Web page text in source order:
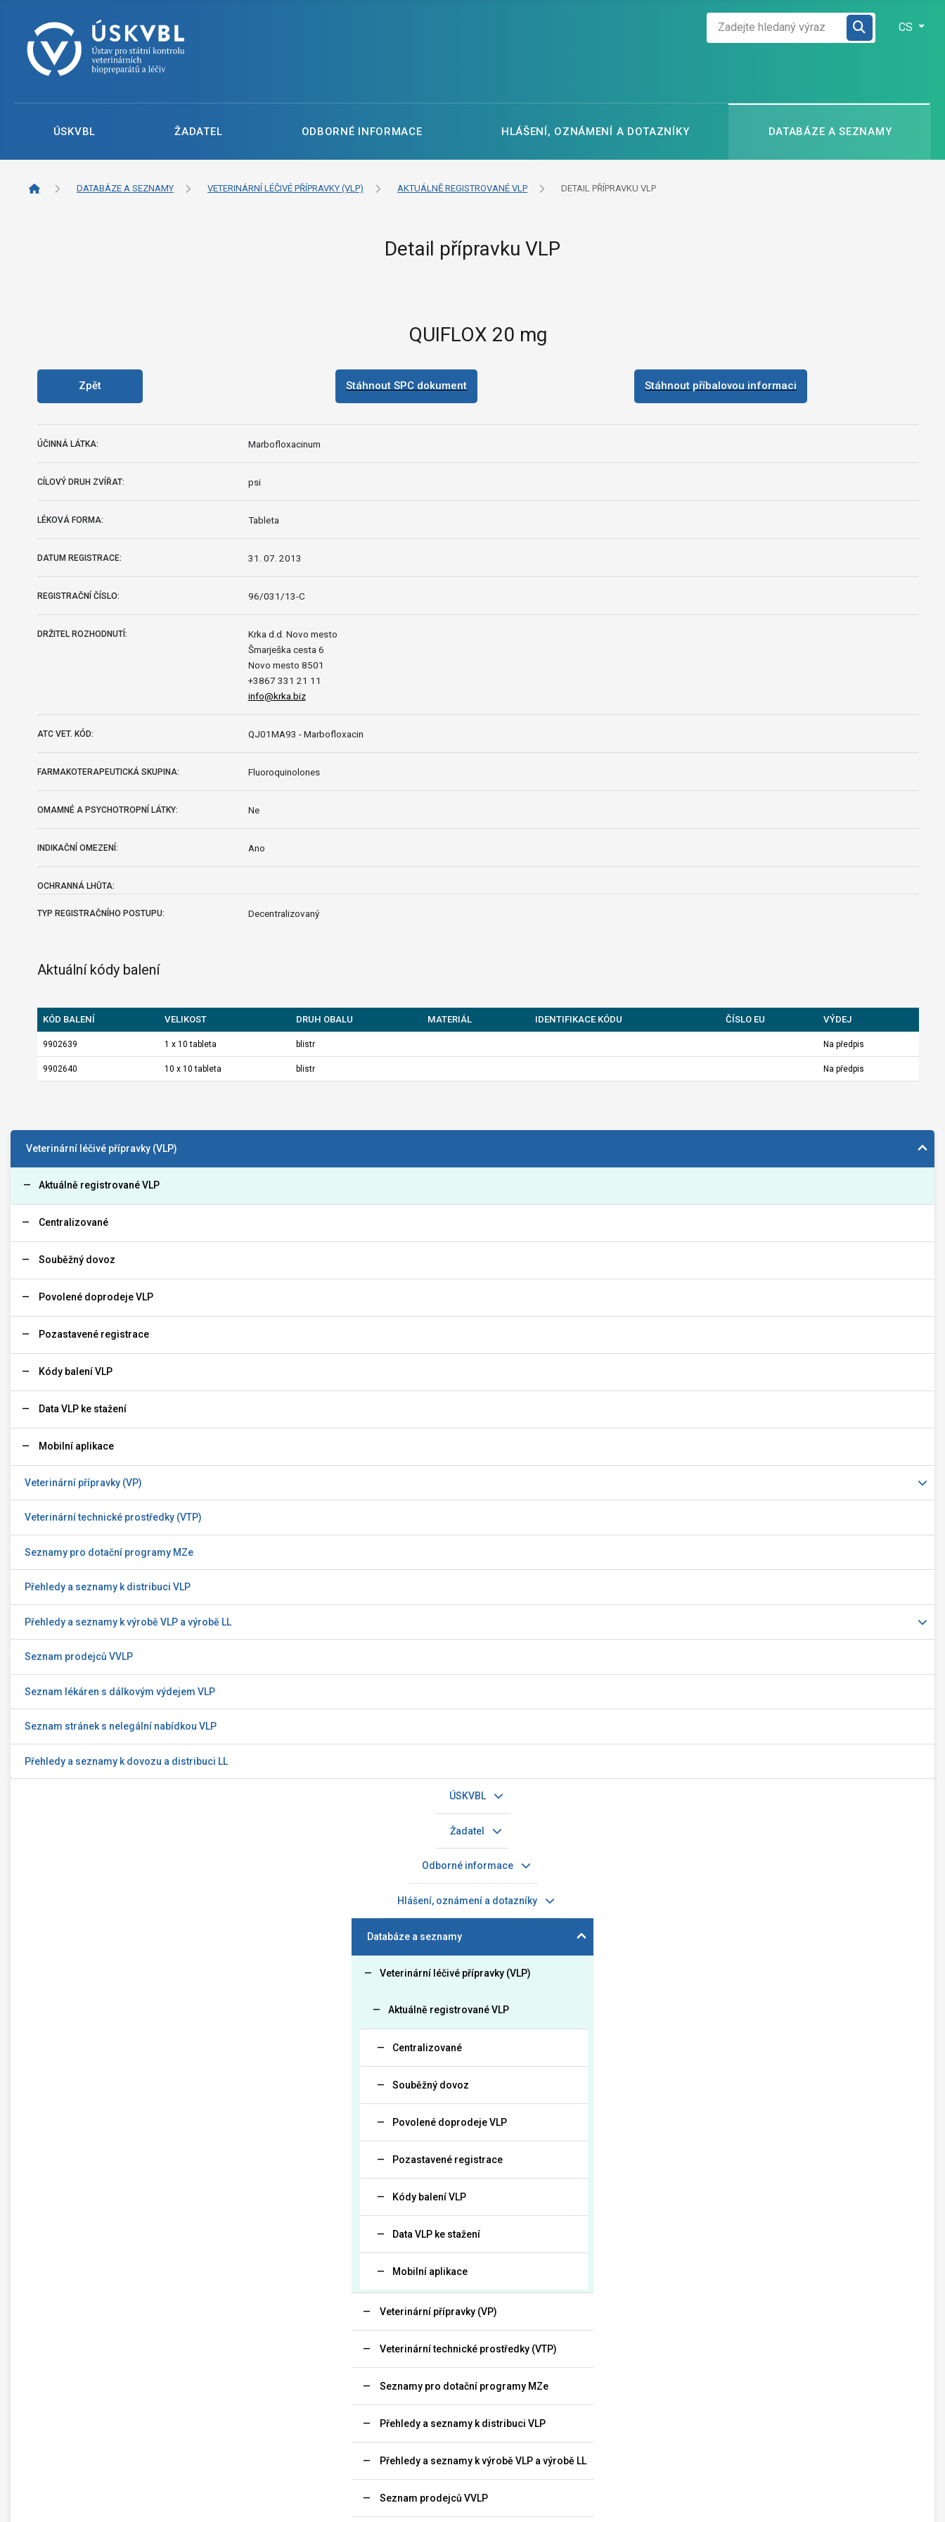
CS
ÚSKVBL ŽADATEL ODBORNÉ INFORMACE HLÁŠENÍ, OZNÁMENÍ A DOTAZNÍKY DATABÁZE A SEZNAMY
DATABÁZE A SEZNAMY VETERINÁRNÍ LÉČIVÉ PŘÍPRAVKY (VLP) AKTUÁLNĚ REGISTROVANÉ VLP DETAIL PŘÍPRAVKU VLP
Veterinární léčivé přípravky (VLP)
Aktuálně registrované VLP
Centralizované
Souběžný dovoz
Povolené doprodeje VLP
Pozastavené registrace
Kódy balení VLP
Data VLP ke stažení
Mobilní aplikace
Veterinární přípravky (VP)
Veterinární technické prostředky (VTP)
Seznamy pro dotační programy MZe
Přehledy a seznamy k distribuci VLP
Přehledy a seznamy k výrobě VLP a výrobě LL
Seznam prodejců VVLP
Seznam lékáren s dálkovým výdejem VLP
Seznam stránek s nelegální nabídkou VLP
Přehledy a seznamy k dovozu a distribuci LL
ÚSKVBL
Žadatel
Odborné informace
Hlášení, oznámení a dotazníky
Databáze a seznamy
Veterinární léčivé přípravky (VLP)
Aktuálně registrované VLP
Centralizované
Souběžný dovoz
Povolené doprodeje VLP
Pozastavené registrace
Kódy balení VLP
Data VLP ke stažení
Mobilní aplikace
Veterinární přípravky (VP)
Veterinární technické prostředky (VTP)
Seznamy pro dotační programy MZe
Přehledy a seznamy k distribuci VLP
Přehledy a seznamy k výrobě VLP a výrobě LL
Seznam prodejců VVLP
Detail přípravku VLP
QUIFLOX 20 mg
Zpět Stáhnout SPC dokument Stáhnout příbalovou informaci
ÚČINNÁ LÁTKA: Marbofloxacinum
CÍLOVÝ DRUH ZVÍŘAT: psi
LÉKOVÁ FORMA: Tableta
DATUM REGISTRACE: 31. 07. 2013
REGISTRAČNÍ ČÍSLO: 96/031/13-C
DRŽITEL ROZHODNUTÍ:
Krka d.d. Novo mesto
Šmarješka cesta 6
Novo mesto 8501
+3867 331 21 11
info@krka.biz
ATC VET. KÓD: QJ01MA93 - Marbofloxacin
FARMAKOTERAPEUTICKÁ SKUPINA: Fluoroquinolones
OMAMNÉ A PSYCHOTROPNÍ LÁTKY: Ne
INDIKAČNÍ OMEZENÍ: Ano
OCHRANNÁ LHŮTA:
TYP REGISTRAČNÍHO POSTUPU: Decentralizovaný
Aktuální kódy balení
KÓD BALENÍ VELIKOST DRUH OBALU MATERIÁL IDENTIFIKACE KÓDU ČÍSLO EU VÝDEJ
9902639 1 x 10 tableta blistr Na předpis
9902640 10 x 10 tableta blistr Na předpis